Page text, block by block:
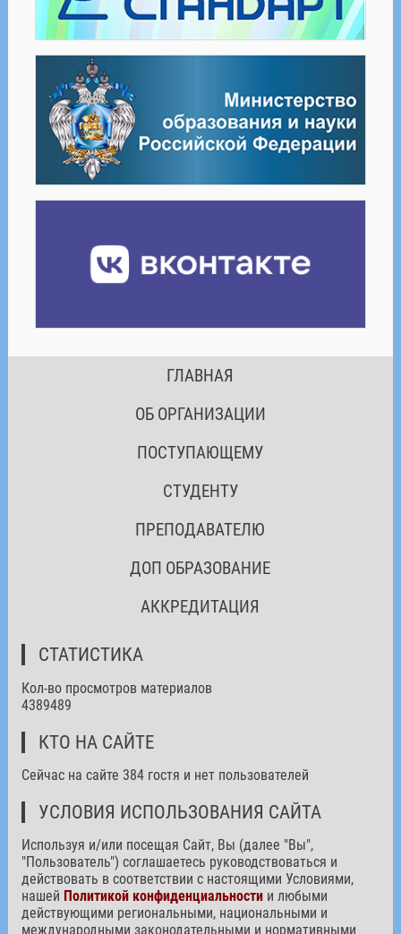
ГЛАВНАЯ
ОБ ОРГАНИЗАЦИИ
ПОСТУПАЮЩЕМУ
СТУДЕНТУ
ПРЕПОДАВАТЕЛЮ
ДОП ОБРАЗОВАНИЕ
АККРЕДИТАЦИЯ
СТАТИСТИКА
Кол-во просмотров материалов
4389489
КТО НА САЙТЕ
Сейчас на сайте 384 гостя и нет пользователей
УСЛОВИЯ ИСПОЛЬЗОВАНИЯ САЙТА
Используя и/или посещая Сайт, Вы (далее "Вы",
"Пользователь") соглашаетесь руководствоваться и
действовать в соответствии с настоящими Условиями,
нашей Политикой конфиденциальностии любыми
действующими региональными, национальными и
международными законодательными и нормативными